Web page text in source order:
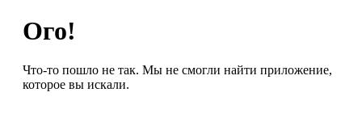
Ого!
Что-то пошло не так. Мы не смогли найти приложение,
которое вы искали.